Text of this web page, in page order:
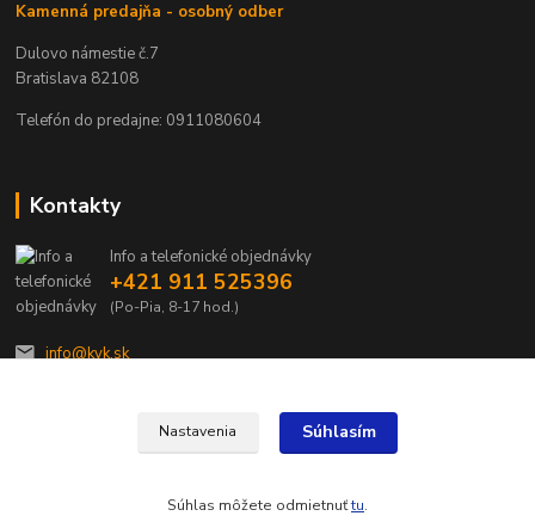
Kamenná predajňa - osobný odber
Dulovo námestie č.7
Bratislava 82108
Telefón do predajne: 0911080604
Kontakty
Info a telefonické objednávky
+421 911 525396
(Po-Pia, 8-17 hod.)
info@kvk.sk
Nastavenia Súhlasím
Súhlas môžete odmietnuťtu.